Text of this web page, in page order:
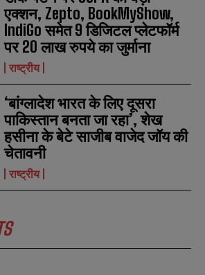
SUBMIT
SUBMIT
एक्शन, Zepto, BookMyShow,
IndiGo समेत 9 डिजिटल प्लेटफॉर्म
पर 20 लाख रुपये का जुर्माना
राष्ट्रीय
‘बांग्लादेश भारत के लिए दूसरा
पाकिस्तान बनता जा रहा’, शेख
हसीना के बेटे साजीब वाजेद जॉय की
चेतावनी
राष्ट्रीय